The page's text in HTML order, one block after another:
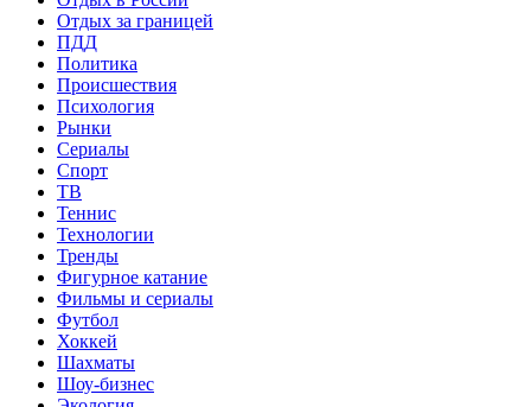
Отдых за границей
ПДД
Политика
Происшествия
Психология
Рынки
Сериалы
Спорт
ТВ
Теннис
Технологии
Тренды
Фигурное катание
Фильмы и сериалы
Футбол
Хоккей
Шахматы
Шоу-бизнес